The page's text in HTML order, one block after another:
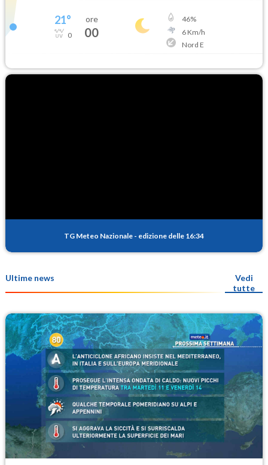
21°
0
ore
00
46%
6Km/h
Nord E
TG Meteo Nazionale - edizione delle 16:34
Ultime news
Vedi
tutte